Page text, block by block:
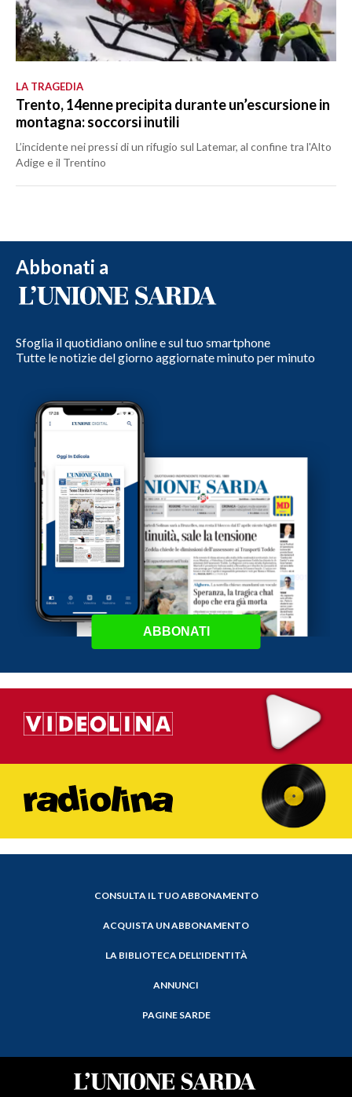
LA TRAGEDIA
Trento, 14enne precipita durante un’escursione in
montagna: soccorsi inutili
L’incidente nei pressi di un rifugio sul Latemar, al confine tra l'Alto
Adige e il Trentino
Abbonati a
Sfoglia il quotidiano online e sul tuo smartphone
Tutte le notizie del giorno aggiornate minuto per minuto
ABBONATI
CONSULTA IL TUO ABBONAMENTO
ACQUISTA UN ABBONAMENTO
LA BIBLIOTECA DELL'IDENTITÀ
ANNUNCI
PAGINE SARDE